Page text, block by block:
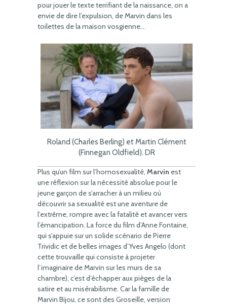
pour jouer le texte terrifiant de la naissance, on a
envie de dire l’expulsion, de Marvin dans les
toilettes de la maison vosgienne…
Roland (Charles Berling) et Martin Clément
(Finnegan Oldfield). DR
Plus qu’un film sur l’homosexualité, Marvin est
une réflexion sur la nécessité absolue pour le
jeune garçon de s’arracher à un milieu où
découvrir sa sexualité est une aventure de
l’extrême, rompre avec la fatalité et avancer vers
l’émancipation. La force du film d’Anne Fontaine,
qui s’appuie sur un solide scénario de Pierre
Trividic et de belles images d’Yves Angelo (dont
cette trouvaille qui consiste à projeter
l’imaginaire de Marvin sur les murs de sa
chambre), c’est d’échapper aux pièges de la
satire et au misérabilisme. Car la famille de
Marvin Bijou, ce sont des Groseille, version